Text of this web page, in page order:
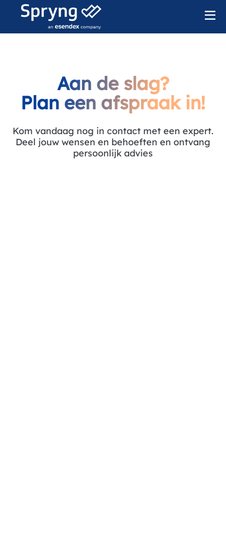
Aan de slag?
Plan een afspraak in!
Kom vandaag nog in contact met een expert.
Deel jouw wensen en behoeften en ontvang
persoonlijk advies